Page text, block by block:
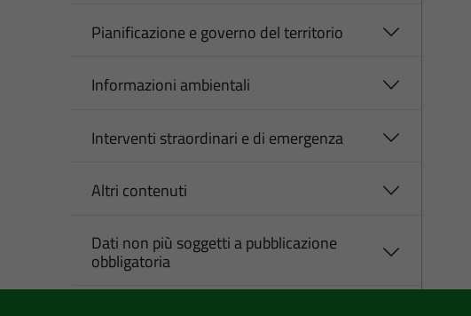
Pianificazione e governo del territorio
Informazioni ambientali
Interventi straordinari e di emergenza
Altri contenuti
Dati non più soggetti a pubblicazione
obbligatoria